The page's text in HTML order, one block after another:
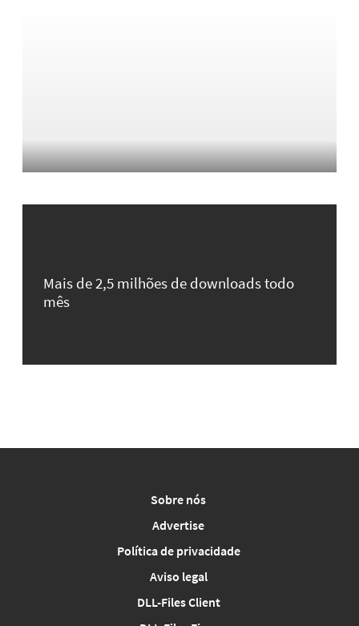
Mais de 2,5 milhões de downloads todo
mês
Sobre nós
Advertise
Política de privacidade
Aviso legal
DLL-Files Client